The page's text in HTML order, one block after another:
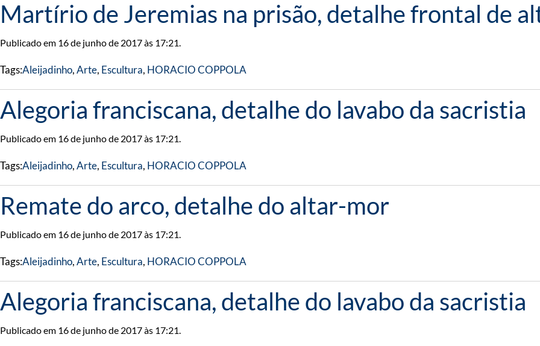
Martírio de Jeremias na prisão, detalhe frontal de
Publicado em 16 de junho de 2017 às 17:21.
Tags:Aleijadinho,Arte, Escultura, HORACIO COPPOLA
Alegoria franciscana, detalhe do lavabo da sacristia
Publicado em 16 de junho de 2017 às 17:21.
Tags:Aleijadinho,Arte, Escultura, HORACIO COPPOLA
Remate do arco, detalhe do altar-mor
Publicado em 16 de junho de 2017 às 17:21.
Tags:Aleijadinho,Arte, Escultura, HORACIO COPPOLA
Alegoria franciscana, detalhe do lavabo da sacristia
Publicado em 16 de junho de 2017 às 17:21.